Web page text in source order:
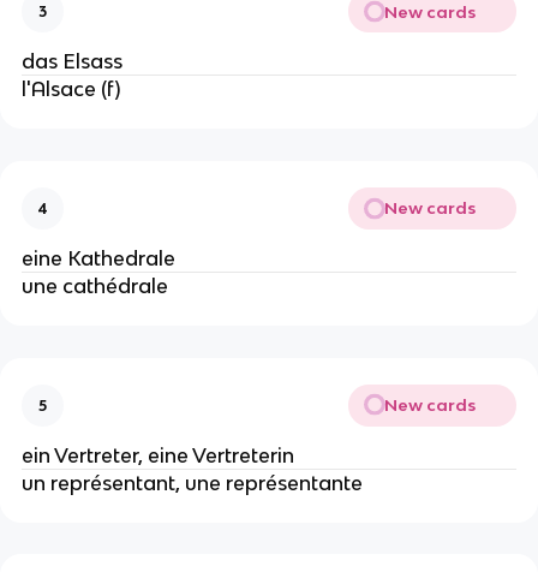
3 New cards
das Elsass
l'Alsace (f)
4 New cards
eine Kathedrale
une cathédrale
5 New cards
ein Vertreter, eine Vertreterin
un représentant, une représentante